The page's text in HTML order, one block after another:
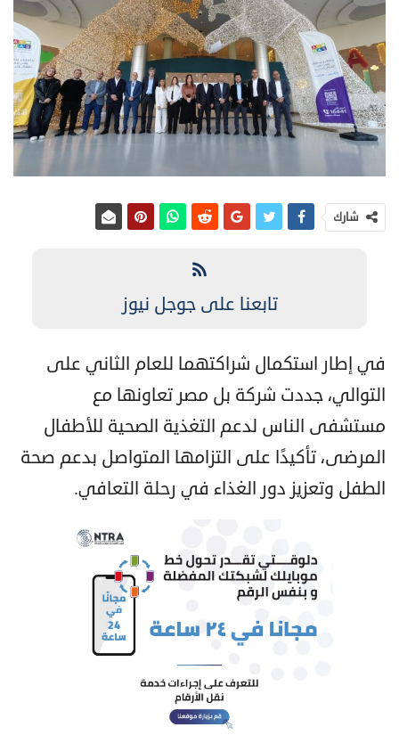
شارك
تابعنا على جوجل نيوز
في إطار استكمال شراكتهما للعام الثاني على
التوالي، جددت شركة بل مصر تعاونها مع
مستشفى الناس لدعم التغذية الصحية للأطفال
المرضى، تأكيدًا على التزامها المتواصل بدعم صحة
الطفل وتعزيز دور الغذاء في رحلة التعافي.